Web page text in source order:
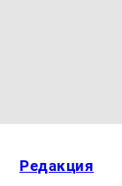
Редакция